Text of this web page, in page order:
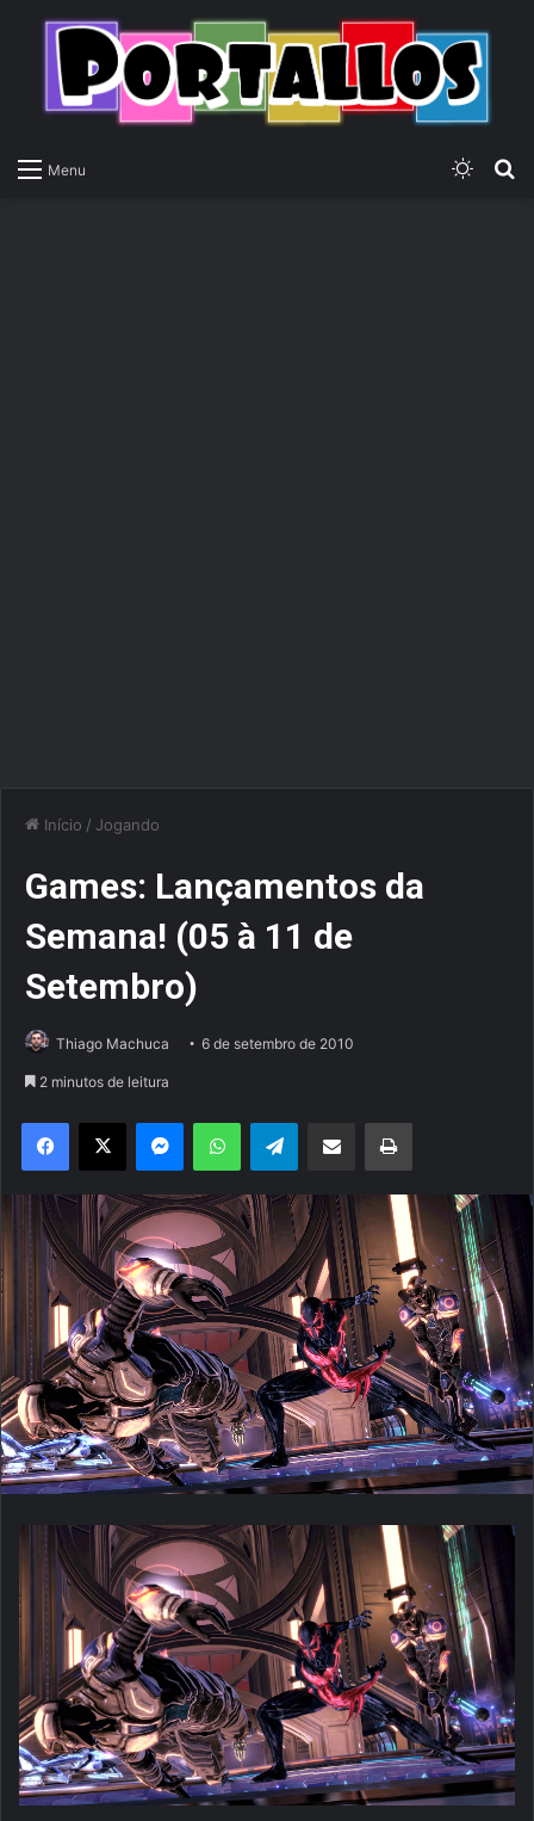
Menu
Início / Jogando
Games: Lançamentos da
Semana! (05 à 11 de
Setembro)
Thiago Machuca 6 de setembro de 2010
2 minutos de leitura